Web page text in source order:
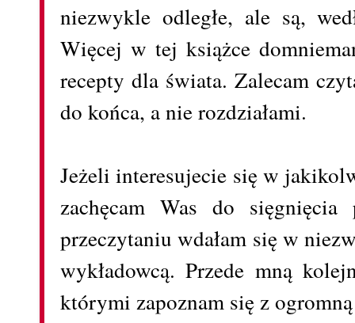
niezwykle odległe, ale są,
Więcej w tej książce
recepty dla świata. Zalecam
do końca, a nie rozdziałami.
Jeżeli interesujecie się w
zachęcam Was do
przeczytaniu wdałam się w
wykładowcą. Przede mną
którymi zapoznam się z